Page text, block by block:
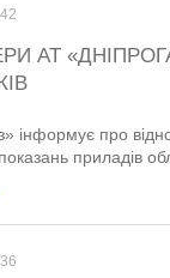
АТ
інформує про
приладів